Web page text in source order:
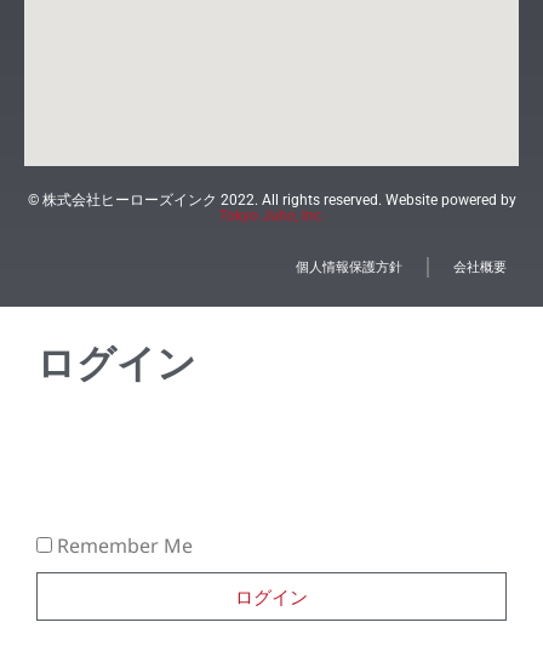
© 株式会社ヒーローズインク 2022. All rights reserved. Website powered by
Tokyo Juho, Inc.
個人情報保護方針 会社概要
ログイン
Remember Me
ログイン